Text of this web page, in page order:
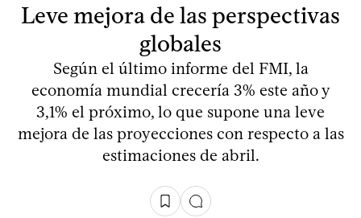
Leve mejora de las perspectivas
globales
Según el último informe del FMI, la
economía mundial crecería 3% este año y
3,1% el próximo, lo que supone una leve
mejora de las proyecciones con respecto a las
estimaciones de abril.